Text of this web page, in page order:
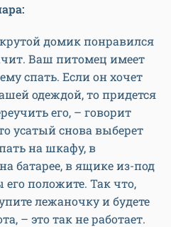
домик понравился
Ваш питомец имеет
спать. Если он хочет
одеждой, то придется
его, – говорит
усатый снова выберет
на шкафу, в
батарее, в ящике из-под
положите. Так что,
лежаночку и будете
– это так не работает.